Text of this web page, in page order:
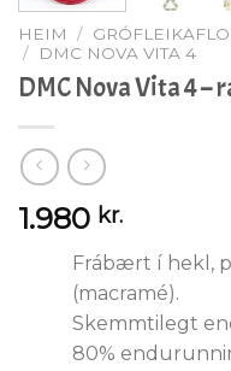
HEIM /
/
DMC NOVA VITA 4
DMC Nova Vita 4 –
1.980 kr.
Frábært í hekl,
(macramé).
Skemmtilegt
80%